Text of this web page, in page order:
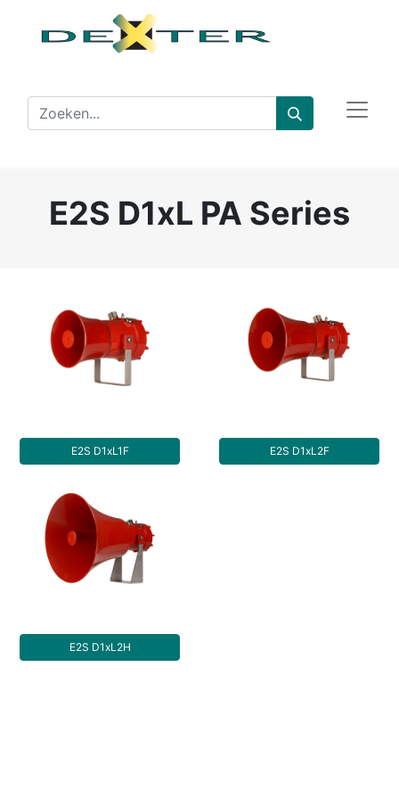
E2S D1xL PA Series
E2S D1xL1F E2S D1xL2F
E2S D1xL2H